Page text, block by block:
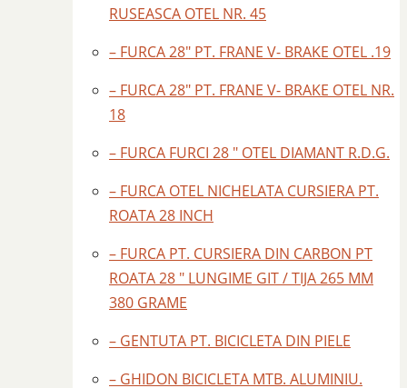
RUSEASCA OTEL NR. 45
– FURCA 28″ PT. FRANE V- BRAKE OTEL .19
– FURCA 28″ PT. FRANE V- BRAKE OTEL NR.
18
– FURCA FURCI 28 " OTEL DIAMANT R.D.G.
– FURCA OTEL NICHELATA CURSIERA PT.
ROATA 28 INCH
– FURCA PT. CURSIERA DIN CARBON PT
ROATA 28 " LUNGIME GIT / TIJA 265 MM
380 GRAME
– GENTUTA PT. BICICLETA DIN PIELE
– GHIDON BICICLETA MTB. ALUMINIU.